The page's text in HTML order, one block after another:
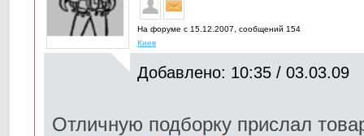
На форуме с 15.12.2007, cообщений 154
Киев
Добавлено: 10:35 / 03.03.09
Отличную подборку прислал